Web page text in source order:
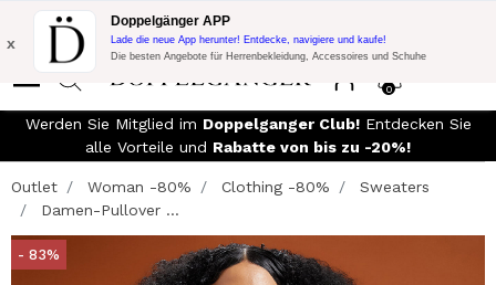
Blitzangebot:
10% Extra-Rabatt auf 300€ Einkauf mit Code:
DOPPEL300
0
x
Doppelgänger APP
Lade die neue App herunter! Entdecke, navigiere und kaufe!
Die besten Angebote für Herrenbekleidung, Accessoires und Schuhe
Werden Sie Mitglied im Doppelganger Club!Entdecken Sie
alle Vorteile und Rabatte von bis zu -20%!
Outlet Woman -80% Clothing -80%
Sweaters
Damen-Pullover ...
- 83%